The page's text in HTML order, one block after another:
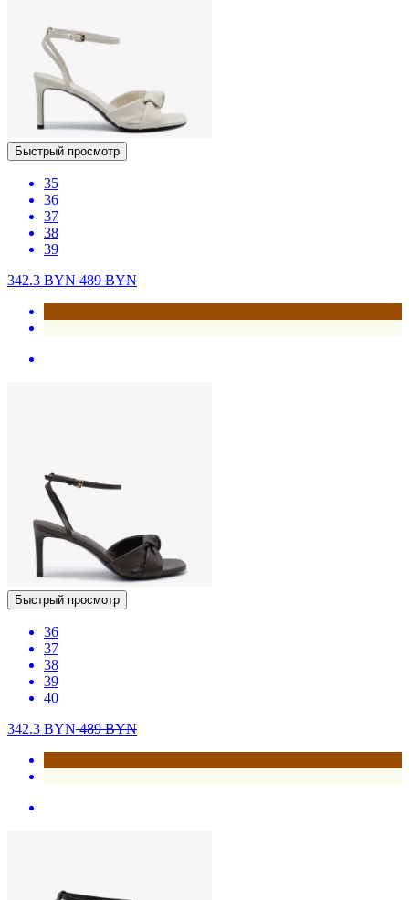
Быстрый просмотр
35
36
37
38
39
342.3 BYN489BYN
Быстрый просмотр
36
37
38
39
40
342.3 BYN489BYN